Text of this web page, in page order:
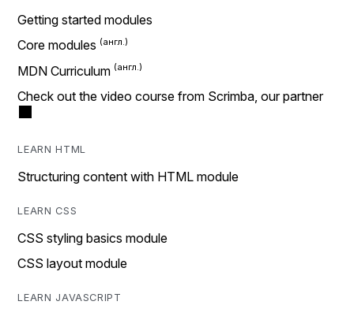
Getting started modules
Core modules
MDN Curriculum
Check out the video course from Scrimba, our partner
LEARN HTML
Structuring content with HTML module
LEARN CSS
CSS styling basics module
CSS layout module
LEARN JAVASCRIPT